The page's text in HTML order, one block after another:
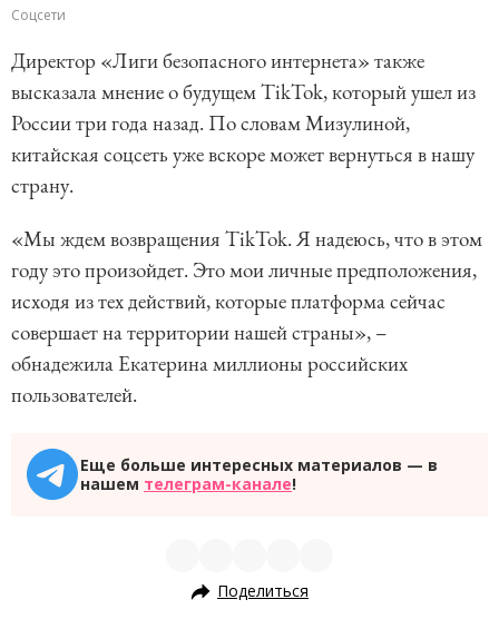
Соцсети
Директор «Лиги безопасного интернета» также
высказала мнение о будущем TikTok, который ушел из
России три года назад. По словам Мизулиной,
китайская соцсеть уже вскоре может вернуться в нашу
страну.
«Мы ждем возвращения TikTok. Я надеюсь, что в этом
году это произойдет. Это мои личные предположения,
исходя из тех действий, которые платформа сейчас
совершает на территории нашей страны», –
обнадежила Екатерина миллионы российских
пользователей.
Еще больше интересных материалов — в
нашем телеграм-канале!
Поделиться